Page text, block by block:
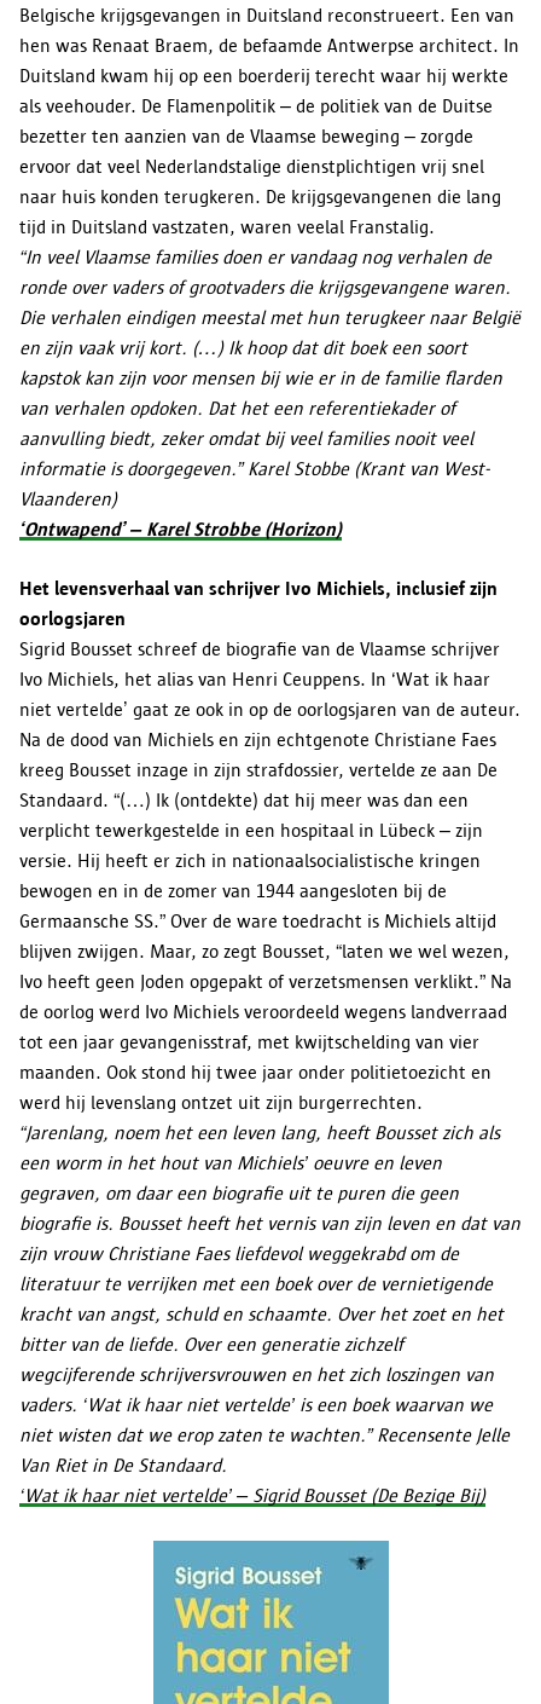
Belgische krijgsgevangen in Duitsland reconstrueert. Een van
hen was Renaat Braem, de befaamde Antwerpse architect. In
Duitsland kwam hij op een boerderij terecht waar hij werkte
als veehouder. De Flamenpolitik – de politiek van de Duitse
bezetter ten aanzien van de Vlaamse beweging – zorgde
ervoor dat veel Nederlandstalige dienstplichtigen vrij snel
naar huis konden terugkeren. De krijgsgevangenen die lang
tijd in Duitsland vastzaten, waren veelal Franstalig.
“In veel Vlaamse families doen er vandaag nog verhalen de
ronde over vaders of grootvaders die krijgsgevangene waren.
Die verhalen eindigen meestal met hun terugkeer naar België
en zijn vaak vrij kort. (…) Ik hoop dat dit boek een soort
kapstok kan zijn voor mensen bij wie er in de familie flarden
van verhalen opdoken. Dat het een referentiekader of
aanvulling biedt, zeker omdat bij veel families nooit veel
informatie is doorgegeven.” Karel Stobbe (Krant van West-
Vlaanderen)
‘Ontwapend’ – Karel Strobbe (Horizon)
Het levensverhaal van schrijver Ivo Michiels, inclusief zijn
oorlogsjaren
Sigrid Bousset schreef de biografie van de Vlaamse schrijver
Ivo Michiels, het alias van Henri Ceuppens. In ‘Wat ik haar
niet vertelde’ gaat ze ook in op de oorlogsjaren van de auteur.
Na de dood van Michiels en zijn echtgenote Christiane Faes
kreeg Bousset inzage in zijn strafdossier, vertelde ze aan De
Standaard. “(…) Ik (ontdekte) dat hij meer was dan een
verplicht tewerkgestelde in een hospitaal in Lübeck – zijn
versie. Hij heeft er zich in nationaalsocialistische kringen
bewogen en in de zomer van 1944 aangesloten bij de
Germaansche SS.” Over de ware toedracht is Michiels altijd
blijven zwijgen. Maar, zo zegt Bousset, “laten we wel wezen,
Ivo heeft geen Joden opgepakt of verzetsmensen verklikt.” Na
de oorlog werd Ivo Michiels veroordeeld wegens landverraad
tot een jaar gevangenisstraf, met kwijtschelding van vier
maanden. Ook stond hij twee jaar onder politietoezicht en
werd hij levenslang ontzet uit zijn burgerrechten.
“Jarenlang, noem het een leven lang, heeft Bousset zich als
een worm in het hout van Michiels’ oeuvre en leven
gegraven, om daar een biografie uit te puren die geen
biografie is. Bousset heeft het vernis van zijn leven en dat van
zijn vrouw Christiane Faes liefdevol weggekrabd om de
literatuur te verrijken met een boek over de vernietigende
kracht van angst, schuld en schaamte. Over het zoet en het
bitter van de liefde. Over een generatie zichzelf
wegcijferende schrijversvrouwen en het zich loszingen van
vaders. ‘Wat ik haar niet vertelde’ is een boek waarvan we
niet wisten dat we erop zaten te wachten.” Recensente Jelle
Van Riet in De Standaard.
‘Wat ik haar niet vertelde’ – Sigrid Bousset (De Bezige Bij)